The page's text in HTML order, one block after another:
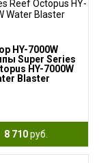
HY-7000W
Super Series
HY-7000W
Blaster
8 710руб.